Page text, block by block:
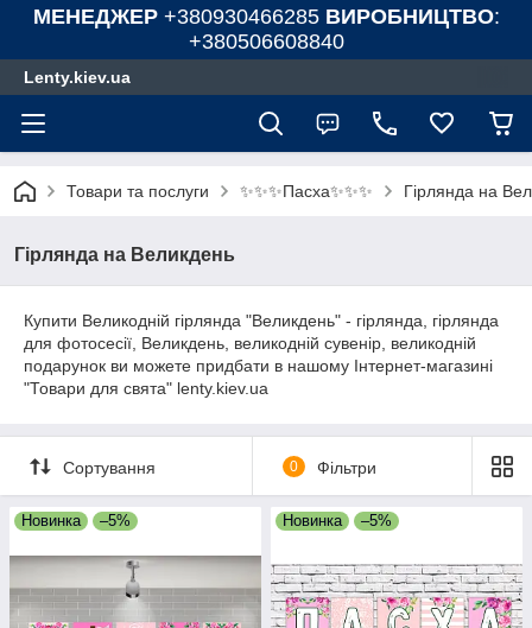
МЕНЕДЖЕР +380930466285 ВИРОБНИЦТВО:
+380506608840
Lenty.kiev.ua
Товари та послуги ✨✨✨Пасха✨✨✨ Гірлянда на
Гірлянда на Великдень
Купити Великодній гірлянда "Великдень" - гірлянда, гірлянда
для фотосесії, Великдень, великодній сувенір, великодній
подарунок ви можете придбати в нашому Інтернет-магазині
"Товари для свята" lenty.kiev.ua
Сортування 0 Фільтри
Новинка –5% Новинка –5%